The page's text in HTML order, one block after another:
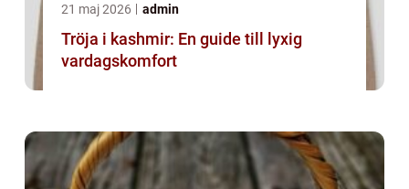
21 maj 2026 admin
Tröja i kashmir: En guide till lyxig
vardagskomfort